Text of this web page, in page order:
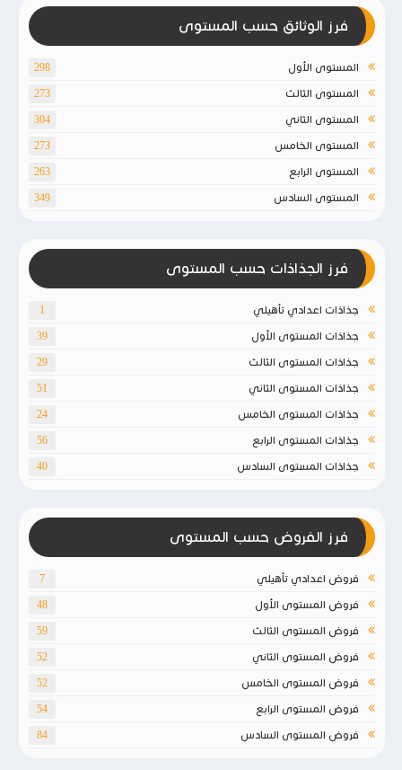
فرز الوثائق حسب المستوى
المستوى الأول 298
المستوى الثالث 273
المستوى الثاني 304
المستوى الخامس 273
المستوى الرابع 263
المستوى السادس 349
فرز الجذاذات حسب المستوى
جذاذات اعدادي تأهيلي 1
جذاذات المستوى الأول 39
جذاذات المستوى الثالث 29
جذاذات المستوى الثاني 51
جذاذات المستوى الخامس 24
جذاذات المستوى الرابع 56
جذاذات المستوى السادس 40
فرز الفروض حسب المستوى
فروض اعدادي تأهيلي 7
فروض المستوى الأول 48
فروض المستوى الثالث 59
فروض المستوى الثاني 52
فروض المستوى الخامس 52
فروض المستوى الرابع 54
فروض المستوى السادس 84